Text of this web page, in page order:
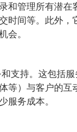
和管理所有潜
时间等。此外，
会。
支持。这包括
等）与客户的互
服务成本。